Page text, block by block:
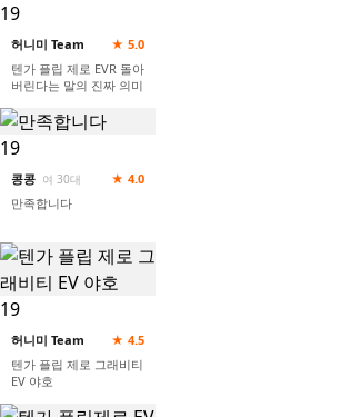
19
허니미 Team
★ 5.0
텐가 플립 제로 EVR 돌아
버린다는 말의 진짜 의미
19
콩콩 여 30대
★ 4.0
만족합니다
19
허니미 Team
★ 4.5
텐가 플립 제로 그래비티
EV 야호